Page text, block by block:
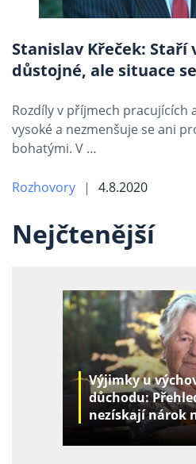
Stanislav Křeček: Staří
důstojné, ale situace
Rozdíly v příjmech pracujících
vysoké a nezmenšuje se ani
bohatými. V …
Rozhovory 4.8.2020
Nejčtenější
Výjimky u
důchodu:
nezískají nárok
za děti